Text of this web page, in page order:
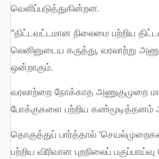
வெளிப்படுத்துகின்றன.
“திட்டவட்டமான நிலைமை பற்றிய திட்டவட்டமான ஆய்வு” என்ற
லெனினுடைய கருத்து, வரலாற்று
ஒன்றாகும்.
வரலாற்றை நோக்காத அணுகுமுறை மாயாவாதம், விருப்பவாதம், வளரும்
போக்குகளை பற்றிய கண்மூடித்தனம்
தொகுத்துப் பார்த்தால் ‘செயல்முறைகளையும், நிகழ்வுப் போக்குகளையும்
பற்றிய விரிவான புறநிலைப்